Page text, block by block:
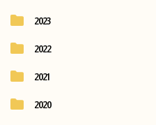
2023
2022
2021
2020